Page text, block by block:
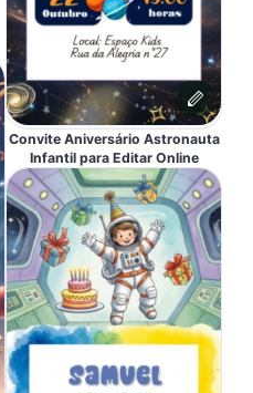
Convite Aniversário Astronauta
Infantil para Editar Online